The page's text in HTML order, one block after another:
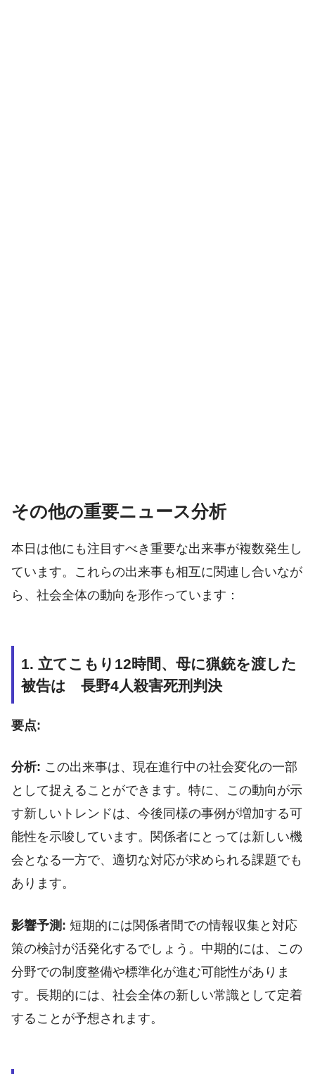
その他の重要ニュース分析
本日は他にも注目すべき重要な出来事が複数発生し
ています。これらの出来事も相互に関連し合いなが
ら、社会全体の動向を形作っています：
1. 立てこもり12時間、母に猟銃を渡した
被告は 長野4人殺害死刑判決
要点:
分析: この出来事は、現在進行中の社会変化の一部
として捉えることができます。特に、この動向が示
す新しいトレンドは、今後同様の事例が増加する可
能性を示唆しています。関係者にとっては新しい機
会となる一方で、適切な対応が求められる課題でも
あります。
影響予測: 短期的には関係者間での情報収集と対応
策の検討が活発化するでしょう。中期的には、この
分野での制度整備や標準化が進む可能性がありま
す。長期的には、社会全体の新しい常識として定着
することが予想されます。